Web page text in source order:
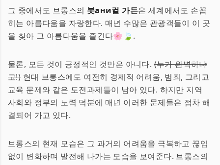
그 중에서도 브롱스의 봇ани컬 가든은 세계에서도 손꼽
히는 아름다움을 자랑한다. 매년 수많은 관광객들이 이 곳
을 찾아 그 아름다움을 즐긴다🌸🍃.
물론, 모든 것이 긍정적인 것만은 아니다.(누가 완벽하냐
고!)현대 브롱스에도 여전히 경제적 어려움, 범죄, 그리고
교육 문제와 같은 도전과제들이 남아 있다. 하지만 지역
사회와 정부의 노력 덕분에 매년 이러한 문제들은 점차 해
결되어 가고 있다.
브롱스의 현재 모습은 그 과거의 어려움을 극복하고 끊임
없이 변화하며 발전해 나가는 모습을 보여준다. 브롱스의